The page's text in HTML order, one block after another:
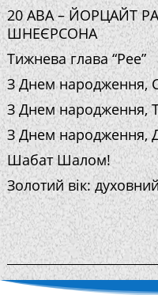
20 АВА – ЙОРЦАЙТ
ШНЕЄРСОНА
Тижнева глава “Рее”
З Днем народження,
З Днем народження,
З Днем народження,
Шабат Шалом!
Золотий вік: